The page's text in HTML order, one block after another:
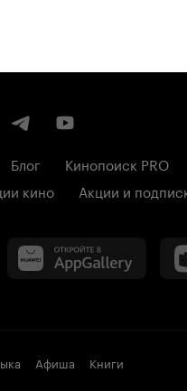
Блог Кинопоиск PRO
кино Акции и
Афиша Книги